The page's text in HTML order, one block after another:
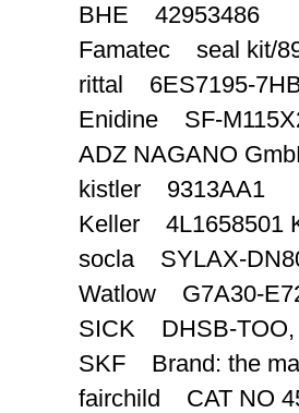
BHE 42953486
Famatec seal kit/
rittal 6ES7195-
Enidine SF-
ADZ NAGANO
kistler 9313AA1
Keller 4L1658501
socla SYLAX-
Watlow G7A30-
SICK DHSB-TOO,
SKF Brand: the
fairchild CAT NO